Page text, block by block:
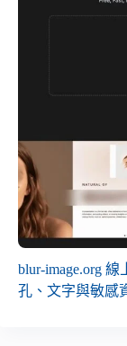
blur-image.org
孔、文字與敏感